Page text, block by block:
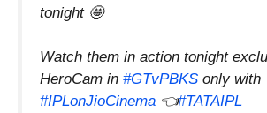
tonight 🤩
Watch them in action tonight
HeroCam in #GTvPBKS only with
#IPLonJioCinema 👈#TATAIPL